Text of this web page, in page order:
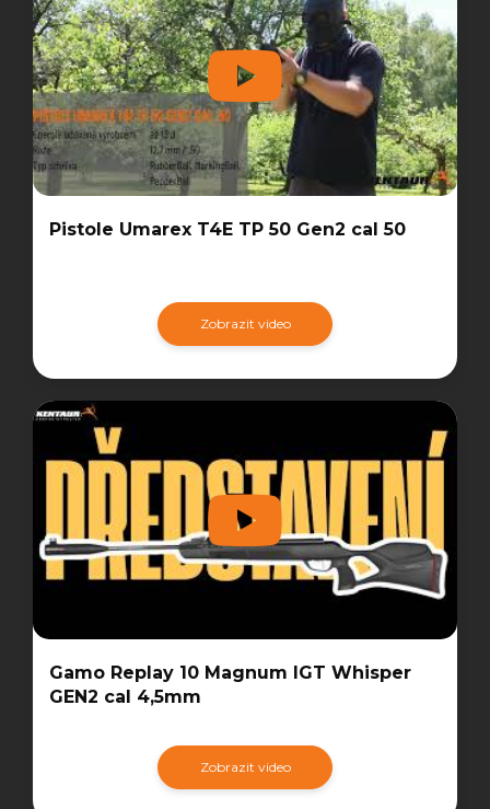
Pistole Umarex T4E TP 50 Gen2 cal 50
Zobrazit video
Gamo Replay 10 Magnum IGT Whisper
GEN2 cal 4,5mm
Zobrazit video